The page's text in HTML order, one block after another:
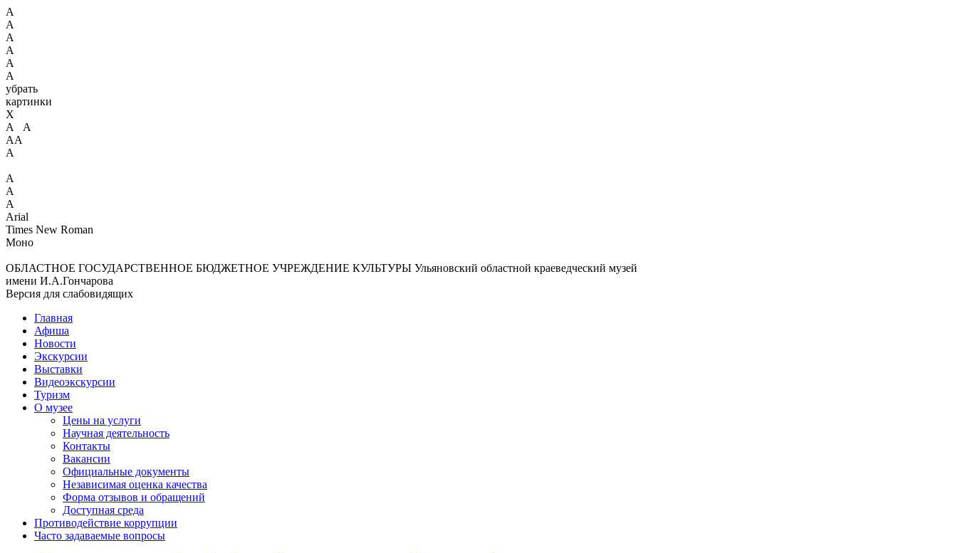
А
А
А
А
А
А
убрать
картинки
X
А А
АА
А
А
А
А
Arial
Times New Roman
Моно
ОБЛАСТНОЕ ГОСУДАРСТВЕННОЕ БЮДЖЕТНОЕ УЧРЕЖДЕНИЕ КУЛЬТУРЫ Ульяновский областной краеведческий музей
имени И.А.Гончарова
Версия для слабовидящих
Главная
Афиша
Новости
Экскурсии
Выставки
Видеоэкскурсии
Туризм
О музее
Цены на услуги
Научная деятельность
Контакты
Вакансии
Официальные документы
Независимая оценка качества
Форма отзывов и обращений
Доступная среда
Противодействие коррупции
Часто задаваемые вопросы